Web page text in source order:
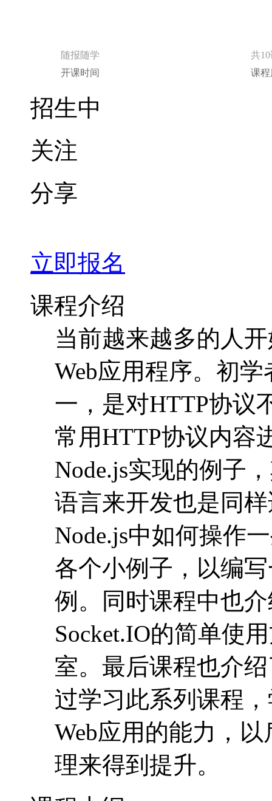
分享
立即报名
课程介绍
Web应用程序。初
一，是对HTTP协议
常用HTTP协议内容
Node.js实现的例子
语言来开发也是同
Node.js中如何操作
各个小例子，以编
例。同时课程中也
Socket.IO的简单使
室。最后课程也介
过学习此系列课程
Web应用的能力，
理来得到提升。
课程大纲
第1课：搭建简单的
使用http模块
使用connect模块，